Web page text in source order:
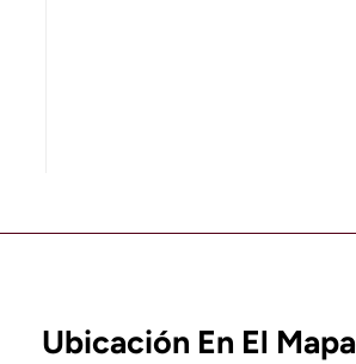
Ubicación En El Mapa